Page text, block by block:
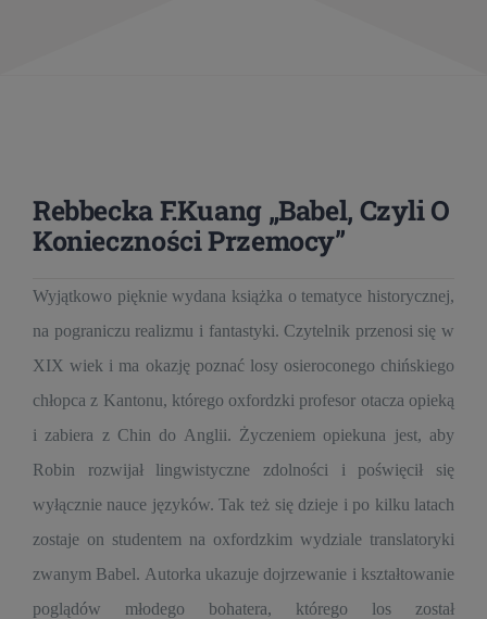
Rebbecka F.Kuang „Babel, Czyli O
Konieczności Przemocy”
Wyjątkowo pięknie wydana książka o tematyce historycznej,
na pograniczu realizmu i fantastyki. Czytelnik przenosi się w
XIX wiek i ma okazję poznać losy osieroconego chińskiego
chłopca z Kantonu, którego oxfordzki profesor otacza opieką
i zabiera z Chin do Anglii. Życzeniem opiekuna jest, aby
Robin rozwijał lingwistyczne zdolności i poświęcił się
wyłącznie nauce języków. Tak też się dzieje i po kilku latach
zostaje on studentem na oxfordzkim wydziale translatoryki
zwanym Babel. Autorka ukazuje dojrzewanie i kształtowanie
poglądów młodego bohatera, którego los został